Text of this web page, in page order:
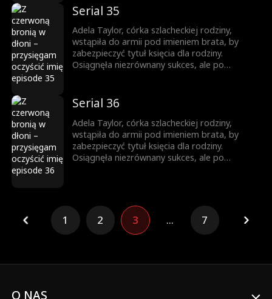
brat ją zabił. Niespodziewanie odrodziła się
jako księżniczka. Wtedy rozpoczęła swoją
drogę zemsty...
Serial 35
Adela Taylor, córka szlacheckiej rodziny,
wstąpiła do armii pod imieniem brata, by
zabezpieczyć tytuł księcia dla rodziny.
Osiągnęła niezrównany sukces, ale po
brat ją zabił. Niespodziewanie odrodziła się
jako księżniczka. Wtedy rozpoczęła swoją
drogę zemsty...
Serial 36
Adela Taylor, córka szlacheckiej rodziny,
wstąpiła do armii pod imieniem brata, by
zabezpieczyć tytuł księcia dla rodziny.
Osiągnęła niezrównany sukces, ale po
jako księżniczka. Wtedy rozpoczęła swoją
drogę zemsty...
1 2 3 ... 7
O NAS